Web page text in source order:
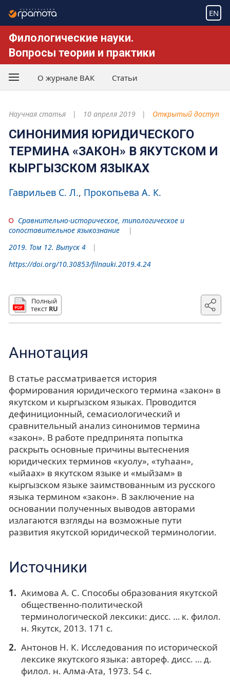
EN
Филологические науки.
Вопросы теории и практики
О журнале ВАК Статьи
Научная статья 10 апреля 2019 Открытый доступ
СИНОНИМИЯ ЮРИДИЧЕСКОГО
ТЕРМИНА «ЗАКОН» В ЯКУТСКОМ И
КЫРГЫЗСКОМ ЯЗЫКАХ
Гаврильев С. Л. Прокопьева А. К.
Сравнительно-историческое, типологическое и
сопоставительное языкознание
2019. Том 12. Выпуск 4
https://doi.org/10.30853/filnauki.2019.4.24
Полный
текст RU
Аннотация
В статье рассматривается история
формирования юридического термина «закон» в
якутском и кыргызском языках. Проводится
дефиниционный, семасиологический и
сравнительный анализ синонимов термина
«закон». В работе предпринята попытка
раскрыть основные причины вытеснения
юридических терминов «куолу», «туһаан»,
«ыйаах» в якутском языке и «мыйзам» в
кыргызском языке заимствованным из русского
языка термином «закон». В заключение на
основании полученных выводов авторами
излагаются взгляды на возможные пути
развития якутской юридической терминологии.
Источники
Акимова А. С. Способы образования якутской
общественно-политической
терминологической лексики: дисс. … к. филол.
н. Якутск, 2013. 171 с.
Антонов Н. К. Исследования по исторической
лексике якутского языка: автореф. дисс. … д.
филол. н. Алма-Ата, 1973. 54 с.